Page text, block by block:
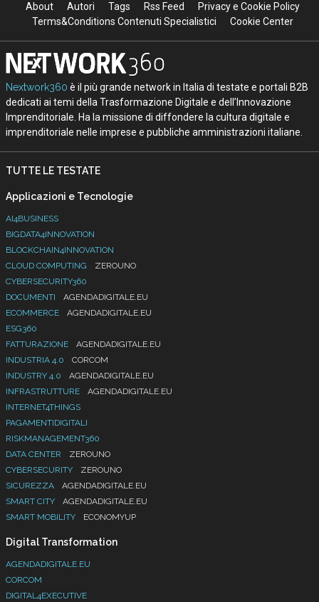
About Autori Tags Rss Feed
Privacy e Cookie Policy
Terms&Conditions Contenuti Specialistici
Cookie Center
Nextwork360 è il più grande network in Italia di testate e portali B2B
dedicati ai temi della Trasformazione Digitale e dell’Innovazione
Imprenditoriale. Ha la missione di diffondere la cultura digitale e
imprenditoriale nelle imprese e pubbliche amministrazioni italiane.
TUTTE LE TESTATE
Applicazioni e Tecnologie
AI4BUSINESS
BIGDATA4INNOVATION
BLOCKCHAIN4INNOVATION
CLOUD COMPUTING
ZEROUNO
CYBERSECURITY360
DOCUMENTI
AGENDADIGITALE.EU
ECOMMERCE
AGENDADIGITALE.EU
ESG360
FATTURAZIONE
AGENDADIGITALE.EU
INDUSTRIA 4.0
CORCOM
INDUSTRY 4.0
AGENDADIGITALE.EU
INFRASTRUTTURE
AGENDADIGITALE.EU
INTERNET4THINGS
PAGAMENTIDIGITALI
RISKMANAGEMENT360
DATA CENTER
ZEROUNO
CYBERSECURITY
ZEROUNO
SICUREZZA
AGENDADIGITALE.EU
SMART CITY
AGENDADIGITALE.EU
SMART MOBILITY
ECONOMYUP
Digital Transformation
AGENDADIGITALE.EU
CORCOM
DIGITAL4EXECUTIVE